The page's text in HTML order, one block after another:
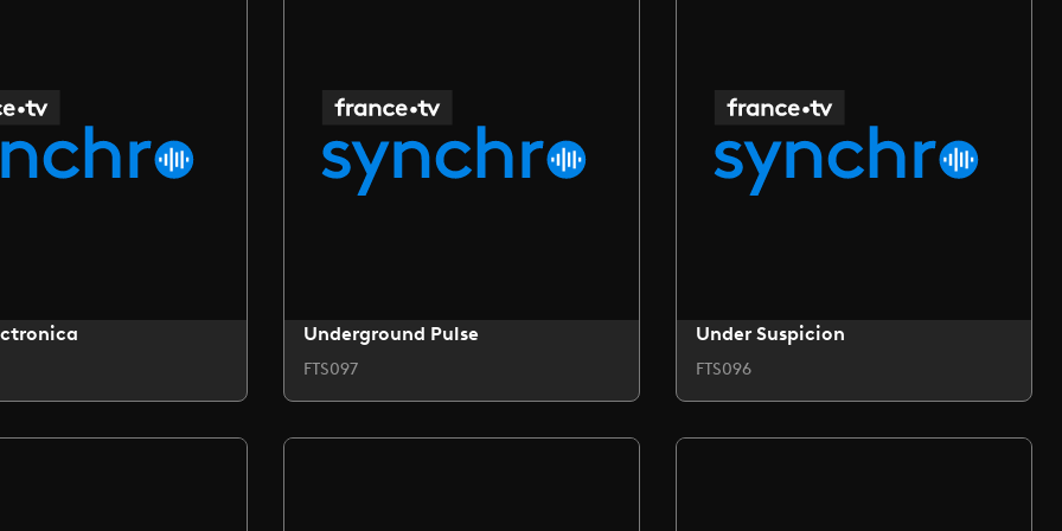
Underground Pulse
FTS097
Under Suspicion
FTS096